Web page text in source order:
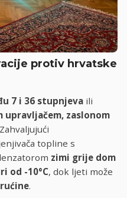
protiv hrvatske
7 i 36 stupnjeva ili
upravljačem, zaslonom
topline s
zimi grije dom
od -10°C, dok ljeti može
.